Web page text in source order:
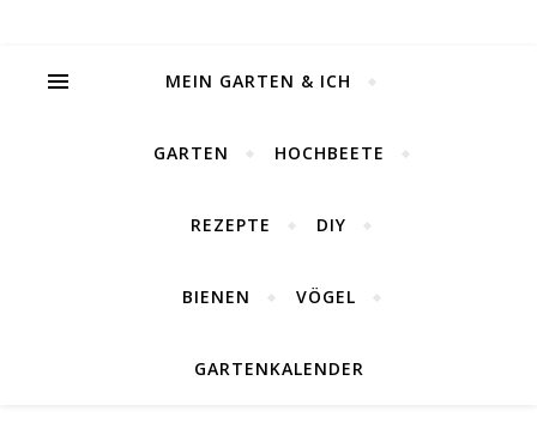
MEIN GARTEN & ICH
GARTEN HOCHBEETE
REZEPTE DIY
BIENEN VÖGEL
GARTENKALENDER